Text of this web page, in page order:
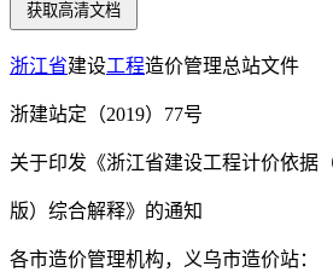
获取高清文档
浙江省建设工程造价管理总站文件
浙建站定（2019）77号
关于印发《浙江省建设工程计价依据
版）综合解释》的通知
各市造价管理机构，义乌市造价站：